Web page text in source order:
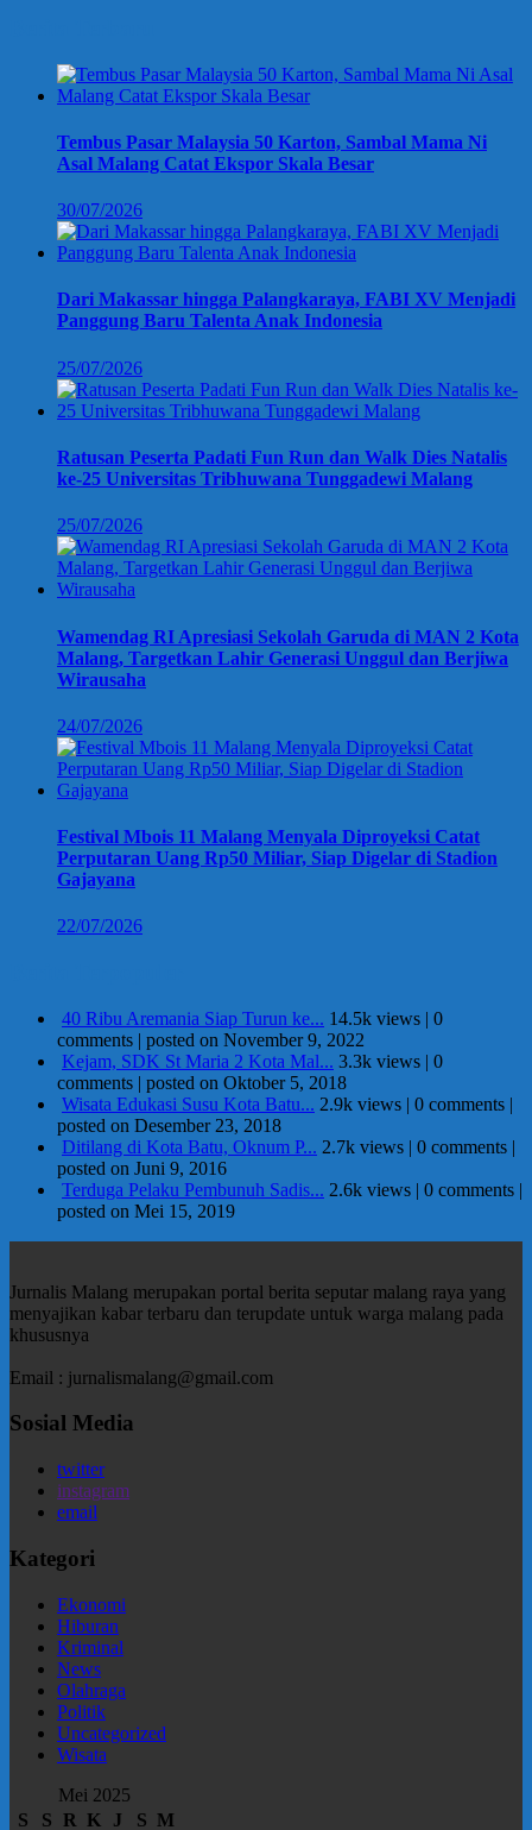
Tembus Pasar Malaysia 50 Karton, Sambal Mama Ni
Asal Malang Catat Ekspor Skala Besar
30/07/2026
Dari Makassar hingga Palangkaraya, FABI XV Menjadi
Panggung Baru Talenta Anak Indonesia
25/07/2026
Ratusan Peserta Padati Fun Run dan Walk Dies Natalis
ke-25 Universitas Tribhuwana Tunggadewi Malang
25/07/2026
Wamendag RI Apresiasi Sekolah Garuda di MAN 2 Kota
Malang, Targetkan Lahir Generasi Unggul dan Berjiwa
Wirausaha
24/07/2026
Festival Mbois 11 Malang Menyala Diproyeksi Catat
Perputaran Uang Rp50 Miliar, Siap Digelar di Stadion
Gajayana
22/07/2026
40 Ribu Aremania Siap Turun ke... 14.5k views | 0
comments | posted on November 9, 2022
Kejam, SDK St Maria 2 Kota Mal... 3.3k views | 0
comments | posted on Oktober 5, 2018
Wisata Edukasi Susu Kota Batu... 2.9k views | 0 comments |
posted on Desember 23, 2018
Ditilang di Kota Batu, Oknum P... 2.7k views | 0 comments |
posted on Juni 9, 2016
Terduga Pelaku Pembunuh Sadis... 2.6k views | 0 comments |
posted on Mei 15, 2019
Jurnalis Malang merupakan portal berita seputar malang raya yang
menyajikan kabar terbaru dan terupdate untuk warga malang pada
khususnya
Email : jurnalismalang@gmail.com
Sosial Media
twitter
instagram
email
Kategori
Ekonomi
Hiburan
Kriminal
News
Olahraga
Politik
Uncategorized
Wisata
Mei 2025
S
S R K J S M